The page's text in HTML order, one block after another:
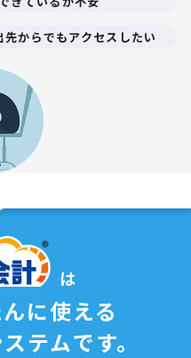
からでもアクセスしたい
は
に使える
テムです。